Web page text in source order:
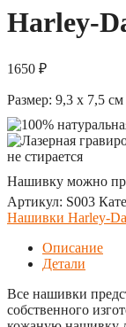
Harley-
1650 ₽
Размер: 9,3 x 7,5 см
не стирается
Нашивку можно
Артикул: S003
Нашивки Harley-
Описание
Детали
Все нашивки
собственного